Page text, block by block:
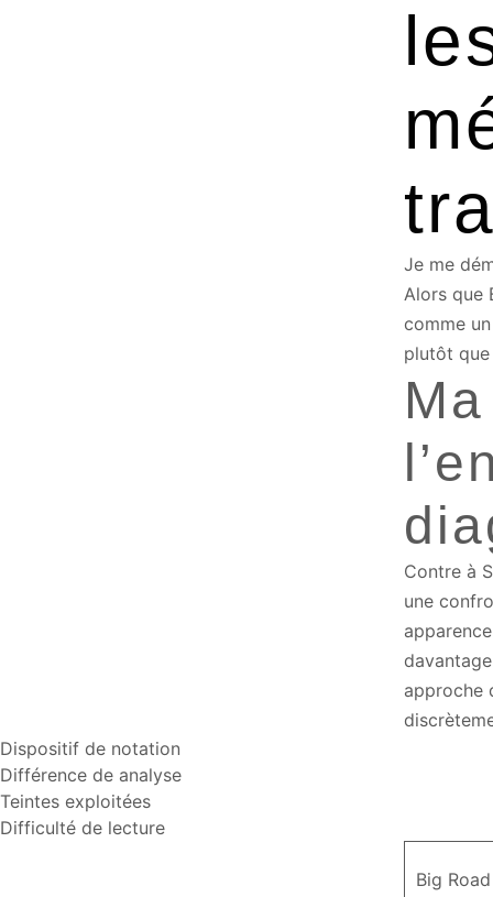
Je me
Alors que
comme
plutôt
Contre à
une
approche
Dispositif de notation
Différence de analyse
Teintes exploitées
Difficulté de lecture
Big Road